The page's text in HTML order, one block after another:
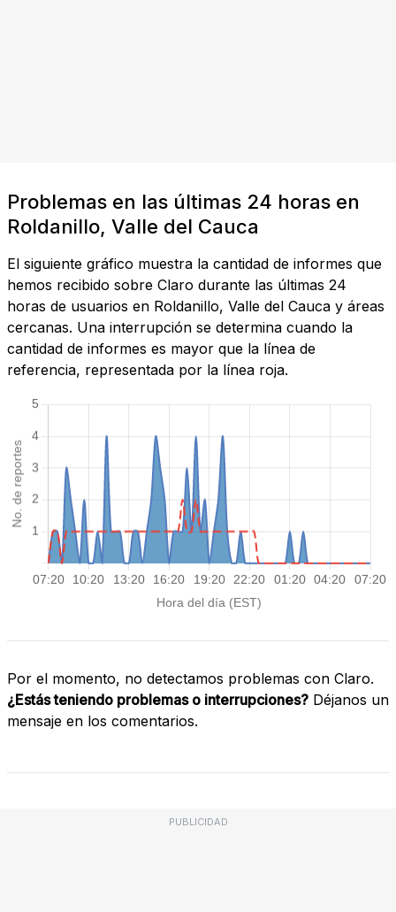
Problemas en las últimas 24 horas en
Roldanillo, Valle del Cauca
El siguiente gráfico muestra la cantidad de informes que
hemos recibido sobre Claro durante las últimas 24
horas de usuarios en Roldanillo, Valle del Cauca y áreas
cercanas. Una interrupción se determina cuando la
cantidad de informes es mayor que la línea de
referencia, representada por la línea roja.
Por el momento, no detectamos problemas con Claro.
¿Estás teniendo problemas o interrupciones? Déjanos un
mensaje en los comentarios.
PUBLICIDAD